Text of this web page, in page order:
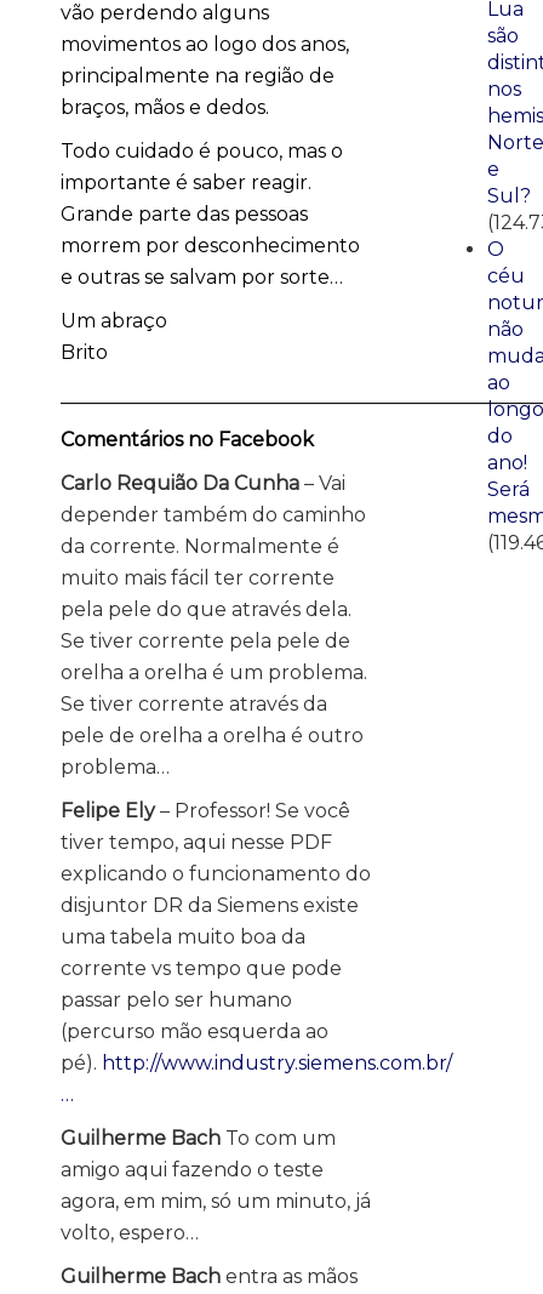
vão perdendo alguns
movimentos ao logo dos anos,
principalmente na região de
braços, mãos e dedos.
Todo cuidado é pouco, mas o
importante é saber reagir.
Grande parte das pessoas
morrem por desconhecimento
e outras se salvam por sorte…
Um abraço
Brito
Comentários no Facebook
Carlo Requião Da Cunha – Vai
depender também do caminho
da corrente. Normalmente é
muito mais fácil ter corrente
pela pele do que através dela.
Se tiver corrente pela pele de
orelha a orelha é um problema.
Se tiver corrente através da
pele de orelha a orelha é outro
problema…
Felipe Ely– Professor! Se você
tiver tempo, aqui nesse PDF
explicando o funcionamento do
disjuntor DR da Siemens existe
uma tabela muito boa da
corrente vs tempo que pode
passar pelo ser humano
(percurso mão esquerda ao
pé). http://www.industry.siemens.com.br/
…
Guilherme Bach To com um
amigo aqui fazendo o teste
agora, em mim, só um minuto, já
volto, espero…
Guilherme Bach entra as mãos
Lua
são
nos
Norte
e
Sul?
O
céu
não
ao
longo
do
ano!
Será